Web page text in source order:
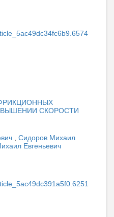
СКОРОСТИ
Сидоров Михаил
Евгеньевич